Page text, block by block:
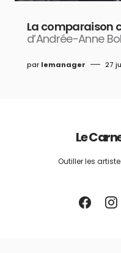
La comparaison
d’Andrée-Anne
par lemanager 27
Le
Outiller les